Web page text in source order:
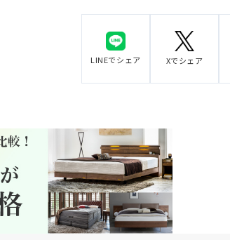
LINEでシェア Xでシェア